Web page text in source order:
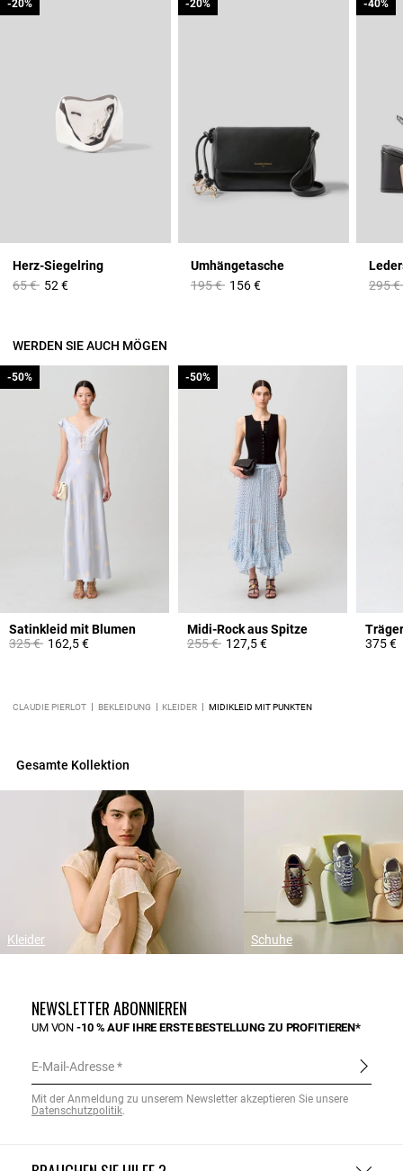
Herz-Siegelring
Price reduced from
65 €to
-20%
52 €
-20%
Umhängetasche
Price reduced from
195 €to
-20%
156 €
-20%
Price
295 €
-40%
-40%
WERDEN SIE AUCH MÖGEN
Satinkleid mit Blumen
Price reduced from
325 €to
-50%
162,5 €
-50%
Midi-Rock aus Spitze
Price reduced from
255 €to
-50%
127,5 €
-50%
375 €
CLAUDIE PIERLOT BEKLEIDUNG KLEIDER MIDIKLEID MIT PUNKTEN
Gesamte Kollektion
Kleider Schuhe
NEWSLETTER ABONNIEREN
UM VON-10 % AUF IHRE ERSTE BESTELLUNG ZU PROFITIEREN*
E-Mail-Adresse
Mit der Anmeldung zu unserem Newsletter akzeptieren Sie unsere
Datenschutzpolitik.